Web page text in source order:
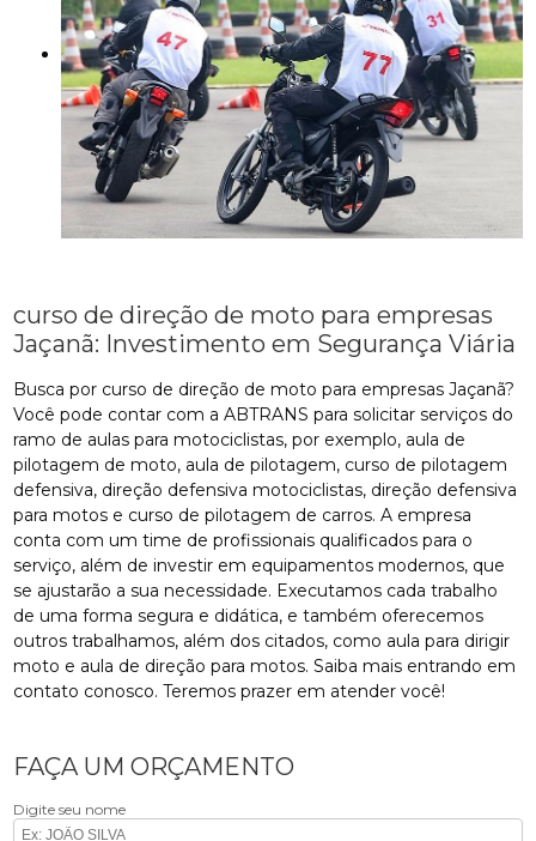
curso de direção de moto para empresas
Jaçanã: Investimento em Segurança Viária
Busca por curso de direção de moto para empresas Jaçanã?
Você pode contar com a ABTRANS para solicitar serviços do
ramo de aulas para motociclistas, por exemplo, aula de
pilotagem de moto, aula de pilotagem, curso de pilotagem
defensiva, direção defensiva motociclistas, direção defensiva
para motos e curso de pilotagem de carros. A empresa
conta com um time de profissionais qualificados para o
serviço, além de investir em equipamentos modernos, que
se ajustarão a sua necessidade. Executamos cada trabalho
de uma forma segura e didática, e também oferecemos
outros trabalhamos, além dos citados, como aula para dirigir
moto e aula de direção para motos. Saiba mais entrando em
contato conosco. Teremos prazer em atender você!
FAÇA UM ORÇAMENTO
Digite seu nome